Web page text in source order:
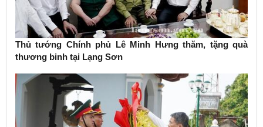
Thủ tướng Chính phủ Lê Minh Hưng thăm, tặng quà
thương binh tại Lạng Sơn